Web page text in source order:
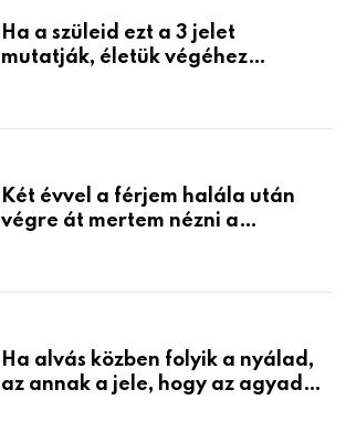
Ha a szüleid ezt a 3 jelet
mutatják, életük végéhez
Két évvel a férjem halála után
végre át mertem nézni a
életemet
Ha alvás közben folyik a nyálad,
az annak a jele, hogy az agyad…